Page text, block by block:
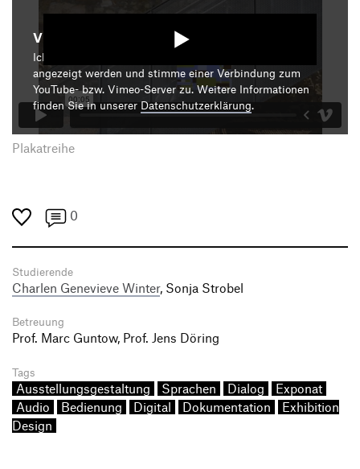
Video starten
Ich bin damit einverstanden, dass mir die Medieninhalte
angezeigt werden und stimme einer Verbindung zum
YouTube- bzw. Vimeo-Server zu. Weitere Informationen
finden Sie in unserer Datenschutzerklärung.
Plakatreihe
0
Studierende
Charlen Genevieve Winter, Sonja Strobel
Betreuung
Prof. Marc Guntow, Prof. Jens Döring
Tags
Ausstellungsgestaltung Sprachen Dialog
Exponat
Audio
Bedienung Digital Dokumentation
Exhibition
Design